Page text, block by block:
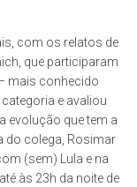
com os relatos de
que participaram
mais conhecido
e avaliou
evolução que tem a
do colega, Rosimar
(sem) Lula e na
às 23h da noite de